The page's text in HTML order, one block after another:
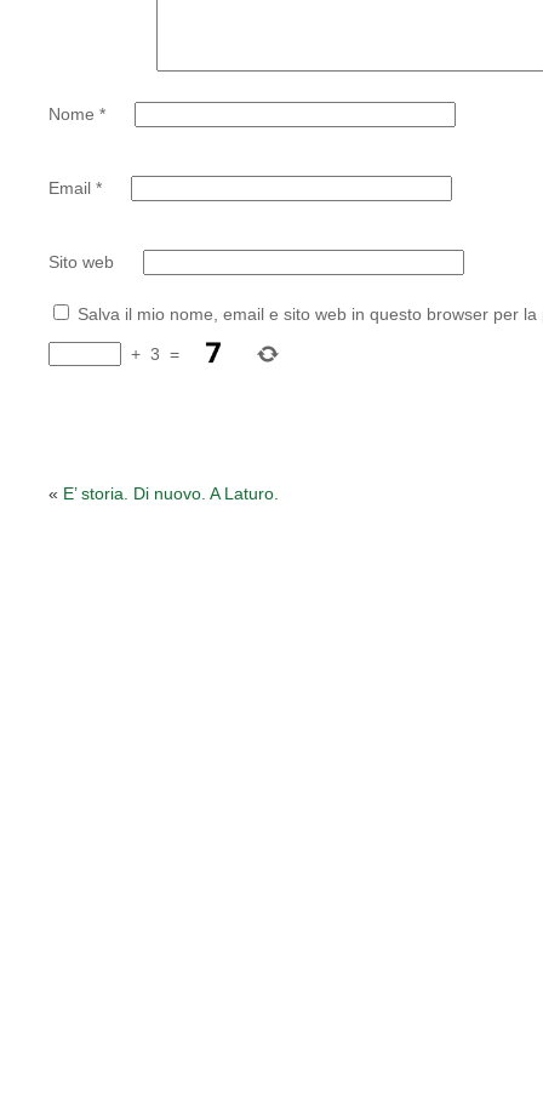
Nome *
Email *
Sito web
Salva il mio nome, email e sito web in questo browser per
+ 3 =
« E’ storia. Di nuovo. A Laturo.